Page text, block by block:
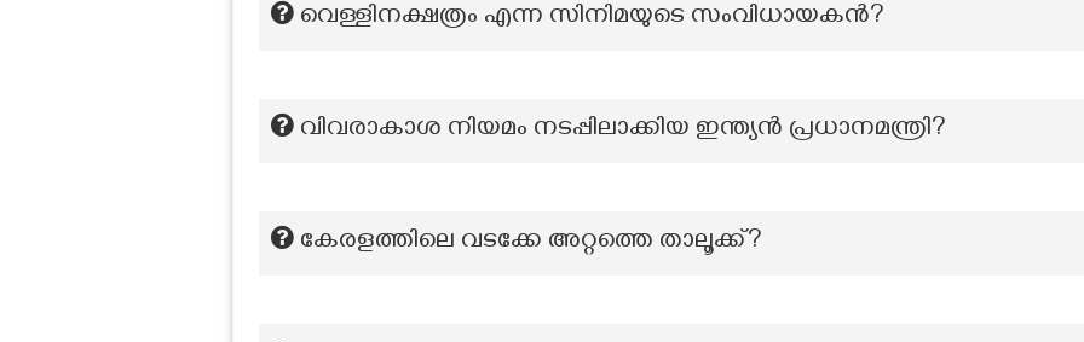
വെള്ളിനക്ഷത്രം എന്ന സിനിമയുടെ സംവിധായകൻ?
വിവരാകാശ നിയമം നടപ്പിലാക്കിയ ഇന്ത്യൻ പ്രധാനമന്ത്രി?
കേരളത്തിലെ വടക്കേ അറ്റത്തെ താലൂക്ക്?